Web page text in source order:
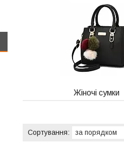
Жіночі сумки